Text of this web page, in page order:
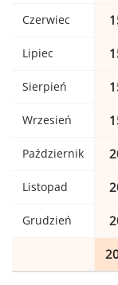
Czerwiec
Lipiec
Sierpień
Wrzesień
Październik
Listopad
Grudzień